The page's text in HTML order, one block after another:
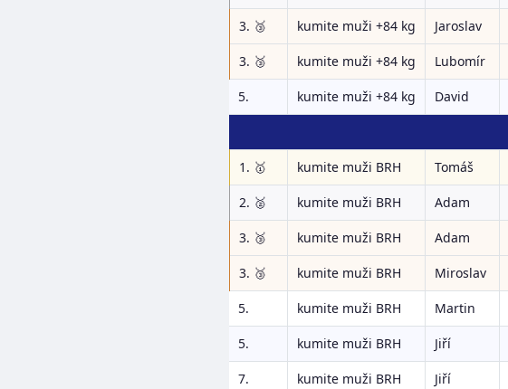
3. 🥉 kumite muži +84 kg Jaroslav
3. 🥉 kumite muži +84 kg Lubomír
5. kumite muži +84 kg David
1. 🥇 kumite muži BRH Tomáš
2. 🥈 kumite muži BRH Adam
3. 🥉 kumite muži BRH Adam
3. 🥉 kumite muži BRH Miroslav
5. kumite muži BRH Martin
5. kumite muži BRH Jiří
7. kumite muži BRH Jiří